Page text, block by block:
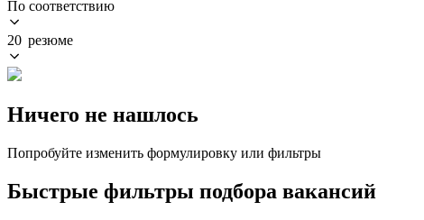
По соответствию
20 резюме
Ничего не нашлось
Попробуйте изменить формулировку или фильтры
Быстрые фильтры подбора вакансий